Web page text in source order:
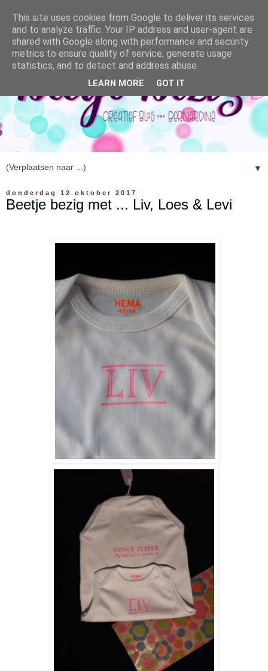
▼
donderdag 12 oktober 2017
Beetje bezig met ... Liv, Loes & Levi
This site uses cookies from Google to deliver its services
and to analyze traffic. Your IP address and user-agent are
shared with Google along with performance and security
metrics to ensure quality of service, generate usage
statistics, and to detect and address abuse.
LEARN MORE GOT IT